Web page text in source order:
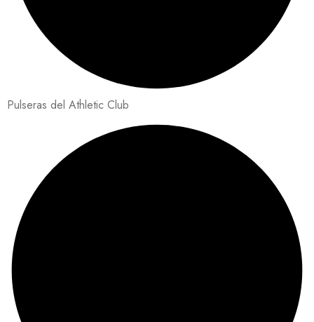
Pulseras del Athletic Club